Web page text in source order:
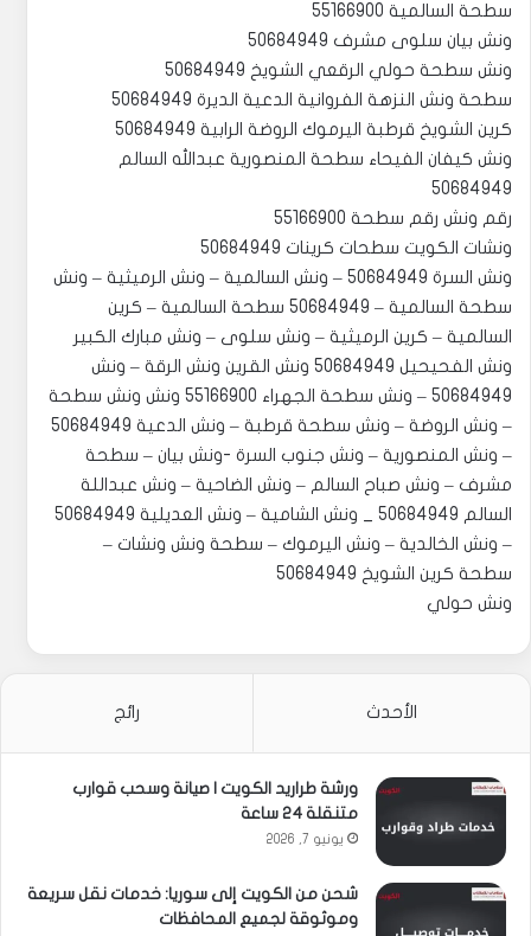
سطحة السالمية 55166900
‏‎ونش كيفان الفيحاء سطحة المنصورية عبدالله السالم
50684949
رقم ونش رقم سطحة 55166900
‏‎ونش السرة 50684949 – ونش السالمية – ونش الرميثية – ونش
سطحة السالمية – 50684949 سطحة السالمية – كرين
السالمية – كرين الرميثية – ونش سلوى – ونش مبارك الكبير
ونش الفحيحيل 50684949 ونش القرين ونش الرقة – ونش
50684949 – ونش سطحة الجهراء 55166900 ونش ونش سطحة
– ونش الروضة – ونش سطحة قرطبة – ونش الدعية 50684949
– ونش المنصورية – ونش جنوب السرة -ونش بيان – سطحة
مشرف – ونش صباح السالم – ونش الضاحية – ونش عبداللة
السالم 50684949 _ ونش الشامية – ونش العديلية 50684949
– ونش الخالدية – ونش اليرموك – سطحة ونش ونشات –
سطحة كرين الشويخ 50684949
ونش حولي
الأحدث رائج
ورشة طراريد الكويت | صيانة وسحب قوارب
متنقلة 24 ساعة
يونيو 7, 2026
شحن من الكويت إلى سوريا: خدمات نقل سريعة
وموثوقة لجميع المحافظات